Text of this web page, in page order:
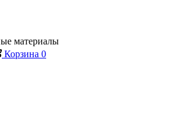
материалы
Корзина 0